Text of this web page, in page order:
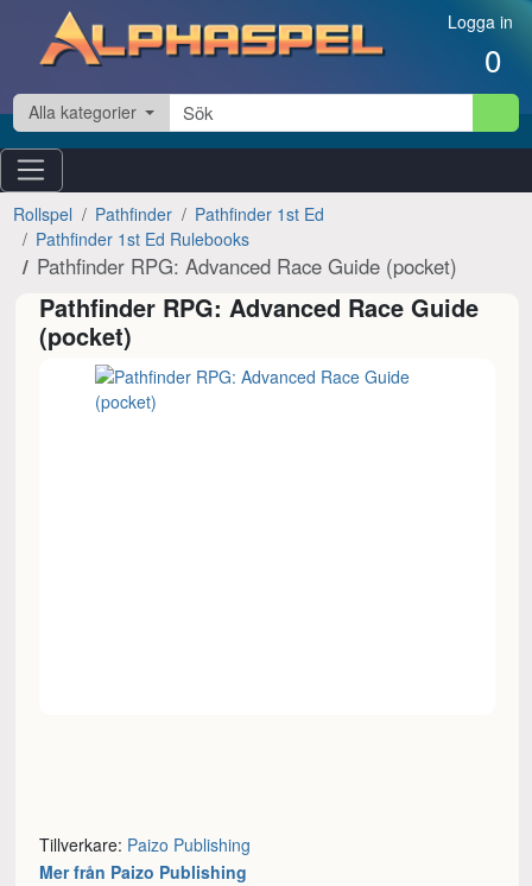
Hoppa till innehåll Logga in
0
Alla kategorier
Rollspel Pathfinder
Pathfinder 1st Ed
Pathfinder 1st Ed Rulebooks
Pathfinder RPG: Advanced Race Guide (pocket)
Pathfinder RPG: Advanced Race Guide
(pocket)
Tillverkare: Paizo Publishing
Mer från Paizo Publishing